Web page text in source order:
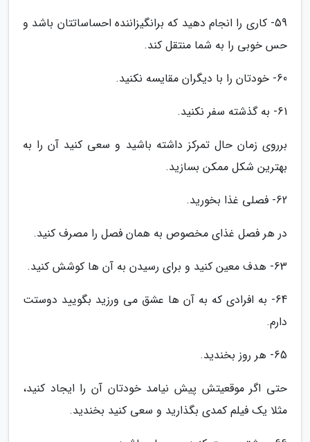
59- کاری را انجام دهید که برانگیزاننده احساساتتان باشد و
حس خوبی را به شما منتقل کند.
60- خودتان را با دیگران مقایسه نکنید.
61- به گذشته سفر نکنید.
برروی زمان حال تمرکز داشته باشید و سعی کنید آن را به
بهترین شکل ممکن بسازید.
62- فصلی غذا بخورید.
در هر فصل غذای مخصوص به همان فصل را مصرف کنید.
63- هدف معین کنید و برای رسیدن به آن ها کوشش کنید.
64- به افرادی که به آن ها عشق می ورزید بگویید دوستت
دارم.
65- هر روز بخندید.
حتی اگر موقعیتش پیش نیامد خودتان آن را ایجاد کنید،
مثلا یک فیلم کمدی بگذارید و سعی کنید بخندید.